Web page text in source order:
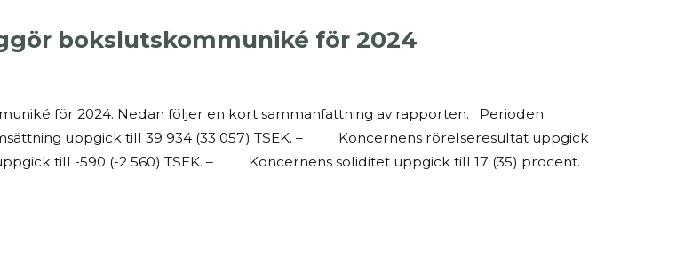
bokslutskommuniké för 2024
för 2024. Nedan följer en kort sammanfattning av rapporten. Perioden
uppgick till 39 934 (33 057) TSEK. – Koncernens rörelseresultat uppgick
till -590 (-2 560) TSEK. – Koncernens soliditet uppgick till 17 (35) procent.